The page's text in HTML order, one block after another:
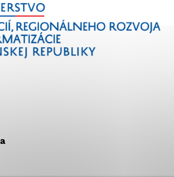
a pomáhajú urobiť webové
na stránke a prístup k
stránok pochopiť, ako návštevníci
lepšiu skúsenosť. Všetky dáta sa